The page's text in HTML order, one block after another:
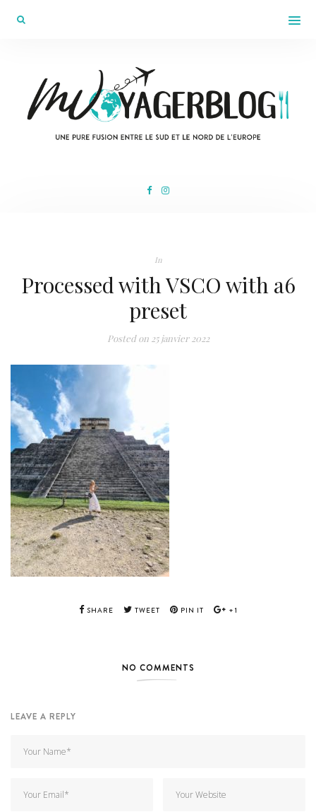
In
Processed with VSCO with a6
preset
Posted on25 janvier 2022
SHARE TWEET PIN IT +1
NO COMMENTS
LEAVE A REPLY